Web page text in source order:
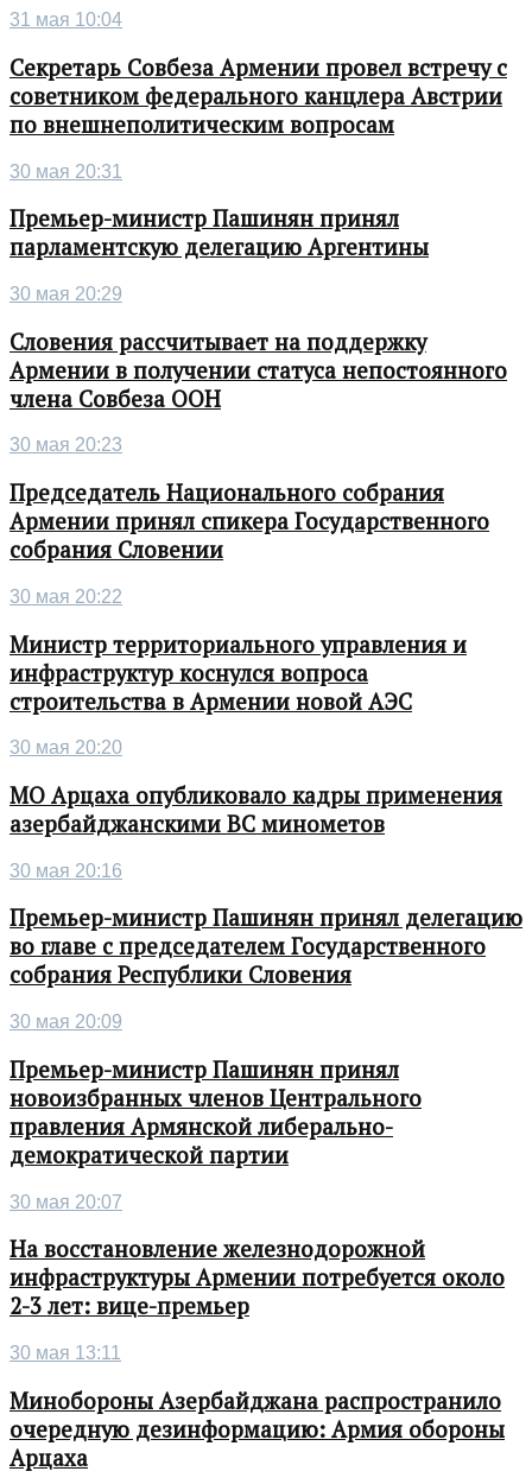
31 мая 10:04
Секретарь Совбеза Армении провел встречу с
советником федерального канцлера Австрии
по внешнеполитическим вопросам
30 мая 20:31
Премьер-министр Пашинян принял
парламентскую делегацию Аргентины
30 мая 20:29
Словения рассчитывает на поддержку
Армении в получении статуса непостоянного
члена Совбеза ООН
30 мая 20:23
Председатель Национального собрания
Армении принял спикера Государственного
собрания Словении
30 мая 20:22
Министр территориального управления и
инфраструктур коснулся вопроса
строительства в Армении новой АЭС
30 мая 20:20
МО Арцаха опубликовало кадры применения
азербайджанскими ВС минометов
30 мая 20:16
Премьер-министр Пашинян принял делегацию
во главе с председателем Государственного
собрания Республики Словения
30 мая 20:09
Премьер-министр Пашинян принял
новоизбранных членов Центрального
правления Армянской либерально-
демократической партии
30 мая 20:07
На восстановление железнодорожной
инфраструктуры Армении потребуется около
2-3 лет: вице-премьер
30 мая 13:11
Минобороны Азербайджана распространило
очередную дезинформацию: Армия обороны
Арцаха